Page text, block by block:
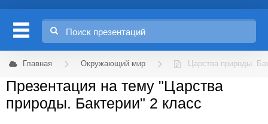
Главная Окружающий мир Царства природы.
Презентация на тему "Царства
природы. Бактерии" 2 класс